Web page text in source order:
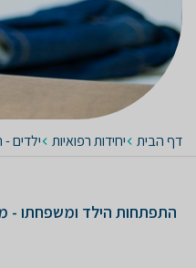
דף הבית יחידות רפואיות ילדים
התפתחות הילד ומשפחתו -